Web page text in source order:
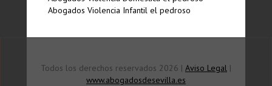
Abogados Violencia Infantil el pedroso
Todos los derechos reservados 2026 | Aviso Legal |
www.abogadosdesevilla.es